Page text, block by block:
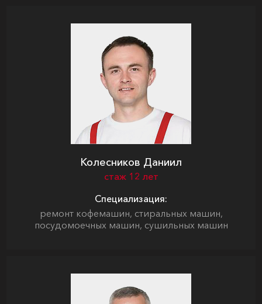
Колесников Даниил
стаж 12 лет
Специализация:
ремонт кофемашин, стиральных машин,
посудомоечных машин, сушильных машин